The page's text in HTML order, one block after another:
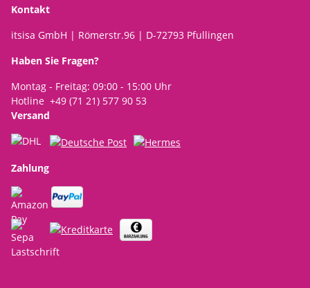
Kontakt
itsisa GmbH | Römerstr.96 | D-72793 Pfullingen
Haben Sie Fragen?
Montag - Freitag: 09:00 - 15:00 Uhr
Hotline +49 (71 21) 577 90 53
Versand
Zahlung